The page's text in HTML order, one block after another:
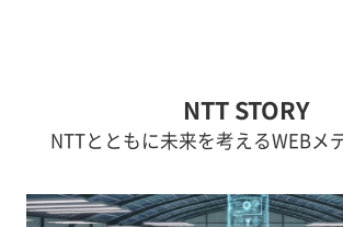
NTT STORY
NTTとともに未来を考えるWEBメ